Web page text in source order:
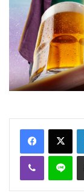
FacebookX
Viber